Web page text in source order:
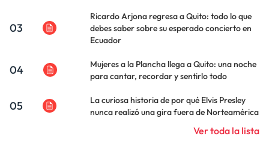
03
Ricardo Arjona regresa a Quito: todo lo que
debes saber sobre su esperado concierto en
Ecuador
04
Mujeres a la Plancha llega a Quito: una noche
para cantar, recordar y sentirlo todo
05
La curiosa historia de por qué Elvis Presley
nunca realizó una gira fuera de Norteamérica
Ver toda la lista